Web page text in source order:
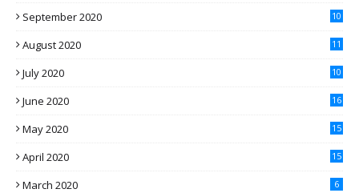
September 2020 10
August 2020 11
July 2020 10
June 2020 16
May 2020 15
April 2020 15
March 2020 6